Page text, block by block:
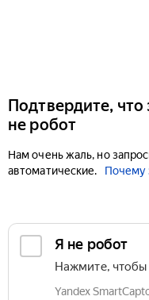
Подтвердите, что
не робот
Нам очень жаль, но
автоматические.
Почему